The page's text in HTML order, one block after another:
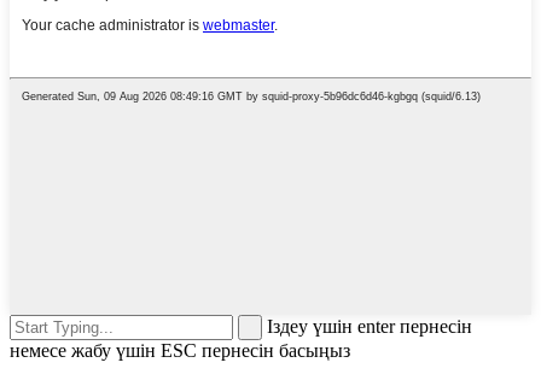
Іздеу үшін enter пернесін
немесе жабу үшін ESC пернесін басыңыз